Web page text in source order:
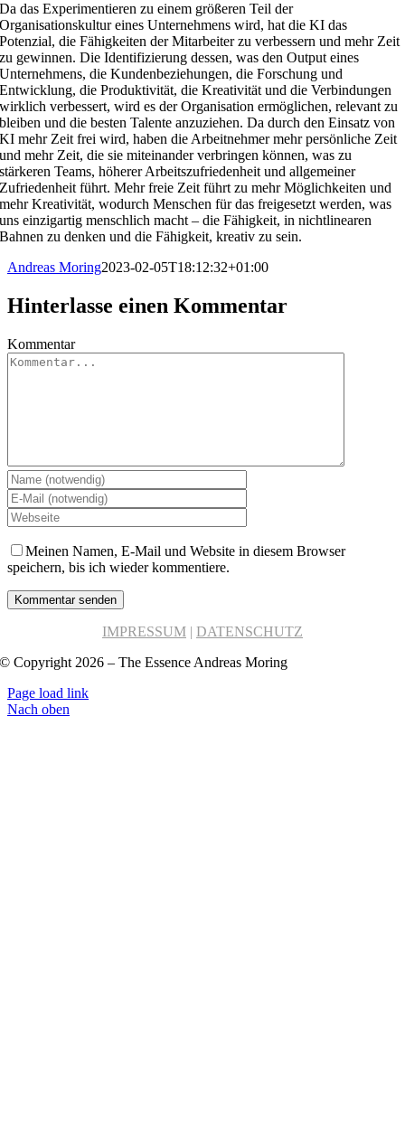
Da das Experimentieren zu einem größeren Teil der
Organisationskultur eines Unternehmens wird, hat die KI das
Potenzial, die Fähigkeiten der Mitarbeiter zu verbessern und mehr Zeit
zu gewinnen. Die Identifizierung dessen, was den Output eines
Unternehmens, die Kundenbeziehungen, die Forschung und
Entwicklung, die Produktivität, die Kreativität und die Verbindungen
wirklich verbessert, wird es der Organisation ermöglichen, relevant zu
bleiben und die besten Talente anzuziehen. Da durch den Einsatz von
KI mehr Zeit frei wird, haben die Arbeitnehmer mehr persönliche Zeit
und mehr Zeit, die sie miteinander verbringen können, was zu
stärkeren Teams, höherer Arbeitszufriedenheit und allgemeiner
Zufriedenheit führt. Mehr freie Zeit führt zu mehr Möglichkeiten und
mehr Kreativität, wodurch Menschen für das freigesetzt werden, was
uns einzigartig menschlich macht – die Fähigkeit, in nichtlinearen
Bahnen zu denken und die Fähigkeit, kreativ zu sein.
Andreas Moring2023-02-05T18:12:32+01:00
Hinterlasse einen Kommentar
Kommentar
Meinen Namen, E-Mail und Website in diesem Browser
speichern, bis ich wieder kommentiere.
IMPRESSUM | DATENSCHUTZ
© Copyright 2026 – The Essence Andreas Moring
Page load link
Nach oben